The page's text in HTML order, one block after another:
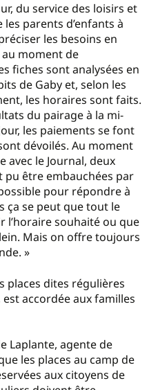
du service des loisirs et
parents d’enfants à
les besoins en
moment de
fiches sont analysées en
de Gaby et, selon les
les horaires sont faits.
du pairage à la mi-
les paiements se font
dévoilés. Au moment
avec le Journal, deux
pu être embauchées par
pour répondre à
ça se peut que tout le
l’horaire souhaité ou que
Mais on offre toujours
»
places dites régulières
accordée aux familles
Laplante, agente de
les places au camp de
aux citoyens de